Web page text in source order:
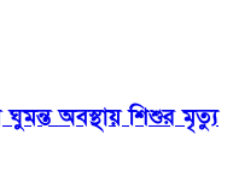
ঘুমন্ত অবস্থায় শিশুর মৃত্যু